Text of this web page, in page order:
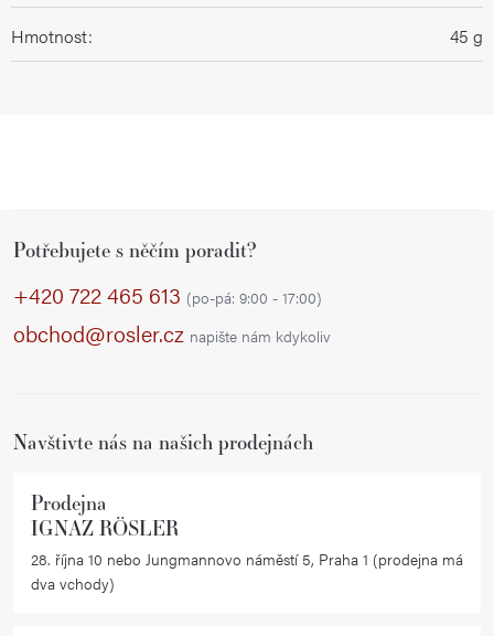
Hmotnost: 45 g
Potřebujete s něčím poradit?
+420 722 465 613 (po-pá: 9:00 - 17:00)
obchod@rosler.cz napište nám kdykoliv
Navštivte nás na našich prodejnách
Prodejna
IGNAZ RÖSLER
28. října 10 nebo Jungmannovo náměstí 5, Praha 1 (prodejna má
dva vchody)